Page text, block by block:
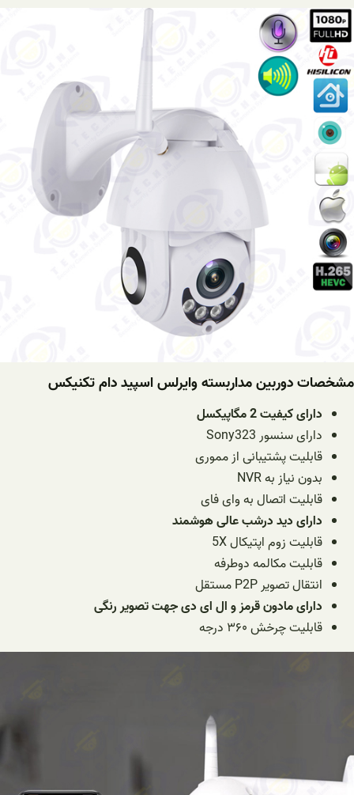
مشخصات دوربین مداربسته وایرلس اسپید دام تکنیکس
دارای کیفیت 2 مگاپیکسل
دارای سنسور Sony323
قابلیت پشتیبانی از مموری
بدون نیاز به NVR
قابلیت اتصال به وای فای
دارای دید درشب عالی هوشمند
قابلیت زوم اپتیکال 5X
قابلیت مکالمه دوطرفه
انتقال تصویر P2P مستقل
دارای مادون قرمز و ال ای دی جهت تصویر رنگی
قابلیت چرخش ۳۶۰ درجه